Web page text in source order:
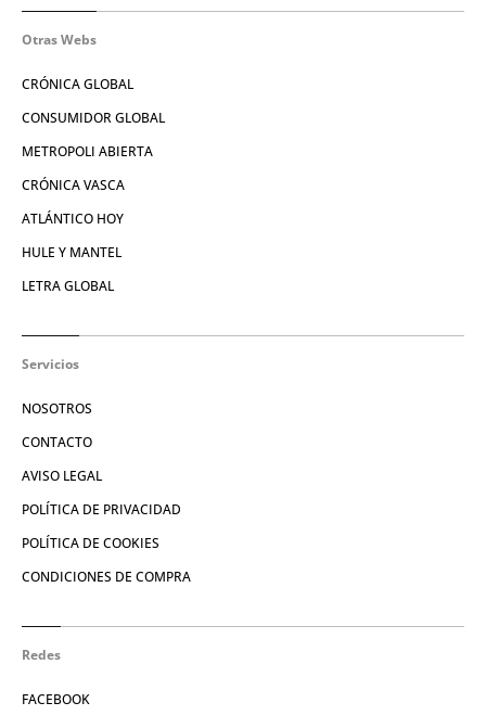
Otras Webs
CRÓNICA GLOBAL
CONSUMIDOR GLOBAL
METROPOLI ABIERTA
CRÓNICA VASCA
ATLÁNTICO HOY
HULE Y MANTEL
LETRA GLOBAL
Servicios
NOSOTROS
CONTACTO
AVISO LEGAL
POLÍTICA DE PRIVACIDAD
POLÍTICA DE COOKIES
CONDICIONES DE COMPRA
Redes
FACEBOOK